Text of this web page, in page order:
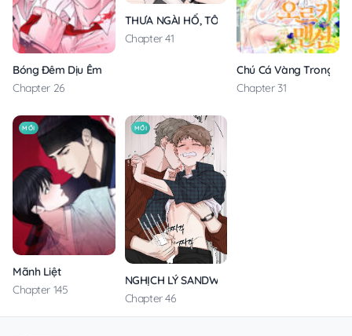
Bóng Đêm Dịu Êm
Chapter 26
THƯA NGÀI HỔ, TÔI ĐÃ ĂN RẤT NGON MIỆNG
Chapter 41
Chú Cá Vàng Trong
Chapter 31
MỚI
Mãnh Liệt
Chapter 145
MỚI
NGHỊCH LÝ SANDWICH
Chapter 46